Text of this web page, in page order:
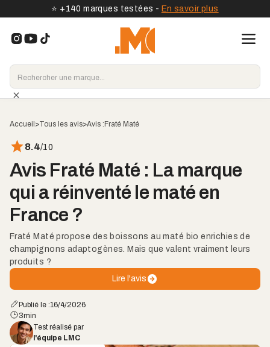
⭐️ +140 marques testées - En savoir plus
Accueil>Tous les avis>Avis :Fraté Maté
8.4/10
Avis Fraté Maté : La marque
qui a réinventé le maté en
France ?
Fraté Maté propose des boissons au maté bio enrichies de
champignons adaptogènes. Mais que valent vraiment leurs
produits ?
Lire l'avis
Publié le :16/4/2026
3min
Test réalisé par
l'équipe LMC